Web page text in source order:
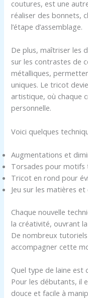
coutures, est une
réaliser des bonnets,
l’étape d’assemblage.
De plus, maîtriser les
sur les contrastes de
métalliques,
uniques. Le tricot
artistique, où chaque
personnelle.
Voici quelques
Augmentations et
Torsades pour motifs
Tricot en rond pour
Jeu sur les matières
Chaque nouvelle
la créativité, ouvrant
De nombreux
accompagner cette
Quel type de laine est
Pour les débutants, il
douce et facile à